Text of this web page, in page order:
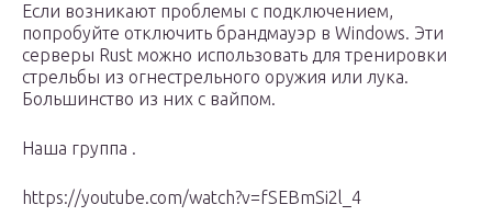
Если возникают проблемы с подключением,
попробуйте отключить брандмауэр в Windows. Эти
серверы Rust можно использовать для тренировки
стрельбы из огнестрельного оружия или лука.
Большинство из них с вайпом.
Наша группа .
https://youtube.com/watch?v=fSEBmSi2l_4